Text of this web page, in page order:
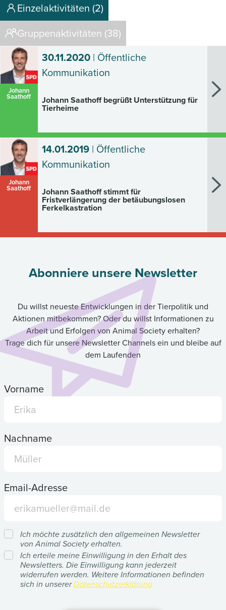
Einzelaktivitäten (2)
Gruppenaktivitäten (38)
Johann
Saathoff
30.11.2020| Öffentliche
Kommunikation
Johann Saathoff begrüßt Unterstützung für
Tierheime
Johann
Saathoff
14.01.2019| Öffentliche
Kommunikation
Johann Saathoff stimmt für
Fristverlängerung der betäubungslosen
Ferkelkastration
Abonniere unsere Newsletter
Du willst neueste Entwicklungen in der Tierpolitik und
Aktionen mitbekommen? Oder du willst Informationen zu
Arbeit und Erfolgen von Animal Society erhalten?
Trage dich für unsere Newsletter Channels ein und bleibe auf
dem Laufenden
Vorname
Nachname
Email-Adresse
Ich möchte zusätzlich den allgemeinen Newsletter
von Animal Society erhalten.
Ich erteile meine Einwilligung in den Erhalt des
Newsletters. Die Einwilligung kann jederzeit
widerrufen werden. Weitere Informationen befinden
sich in unsererDatenschutzerklärung